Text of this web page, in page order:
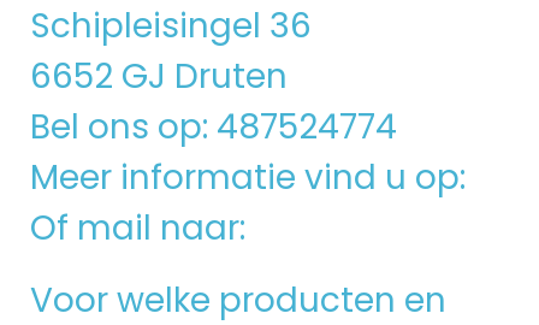
Schipleisingel 36
6652 GJ Druten
Bel ons op: 487524774
Meer informatie vind u op:
Of mail naar:
Voor welke producten en